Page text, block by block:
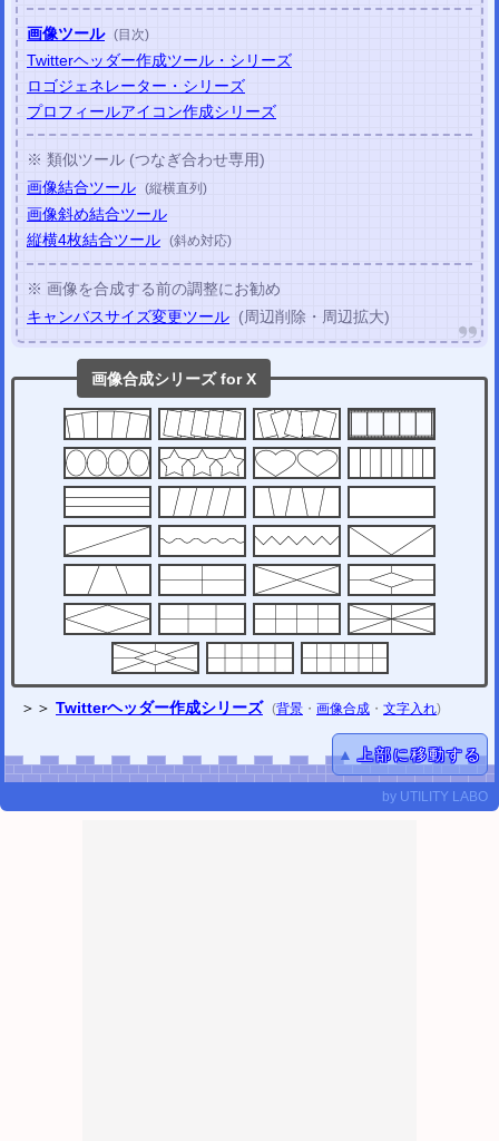
画像ツール (目次)
Twitterヘッダー作成ツール・シリーズ
ロゴジェネレーター・シリーズ
プロフィールアイコン作成シリーズ
※ 類似ツール (つなぎ合わせ専用)
画像結合ツール (縦横直列)
画像斜め結合ツール
縦横4枚結合ツール (斜め対応)
※ 画像を合成する前の調整にお勧め
キャンバスサイズ変更ツール (周辺削除・周辺拡大)
画像合成シリーズ for X
＞＞ Twitterヘッダー作成シリーズ (背景 ・ 画像合成 ・ 文字入れ)
▲ 上部に移動する
by UTILITY LABO